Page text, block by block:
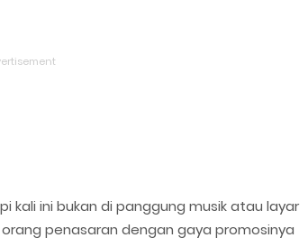
kali ini bukan di panggung musik atau layar
penasaran dengan gaya promosinya